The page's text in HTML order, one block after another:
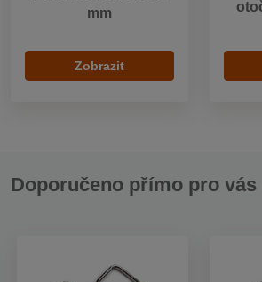
mm
Zobrazit
Doporučeno přímo pro vás